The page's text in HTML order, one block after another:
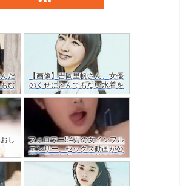
だ
む
【画像】吉岡里帆さん、女優
のくせにとんでもない水着を
着てしまう
し
フォロワー54万の女インフル
エンサー、セックス動画が公
開！目の保養だけど羨ましす
ぎた・・ｗｗ